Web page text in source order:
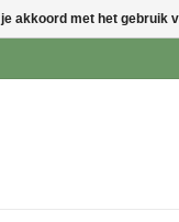
akkoord met het gebruik